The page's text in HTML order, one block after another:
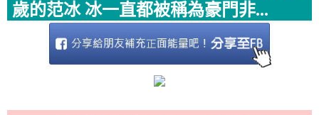
歲的范冰 冰一直都被稱為豪門非...